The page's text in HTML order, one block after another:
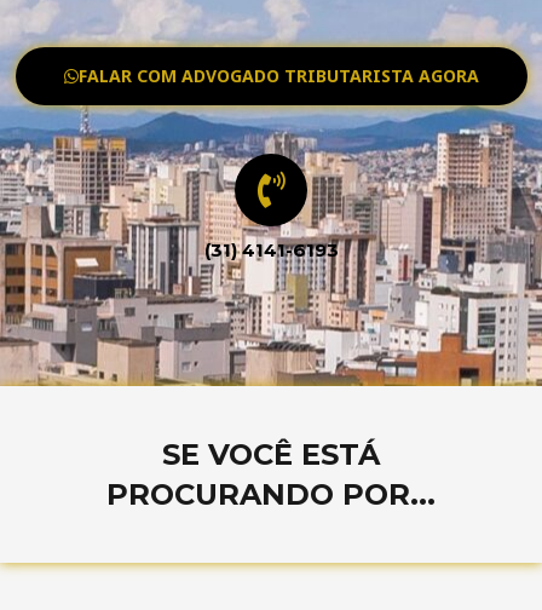
FALAR COM ADVOGADO TRIBUTARISTA AGORA
(31) 4141-6193
SE VOCÊ ESTÁ
PROCURANDO POR...